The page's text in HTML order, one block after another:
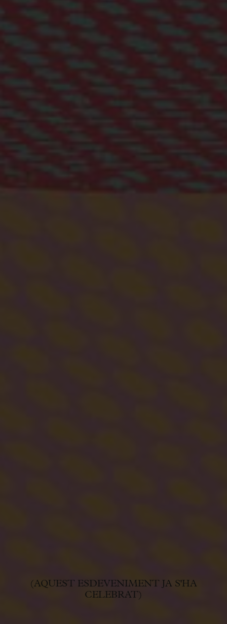
(AQUEST ESDEVENIMENT JA S'HA
CELEBRAT)